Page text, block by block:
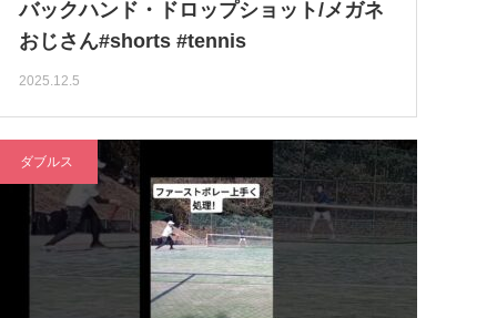
バックハンド・ドロップショット/メガネ
おじさん#shorts #tennis
2025.12.5
ダブルス